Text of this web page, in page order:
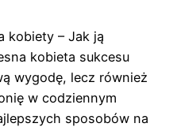
kobiety – Jak ją
kobieta sukcesu
wygodę, lecz również
w codziennym
sposobów na